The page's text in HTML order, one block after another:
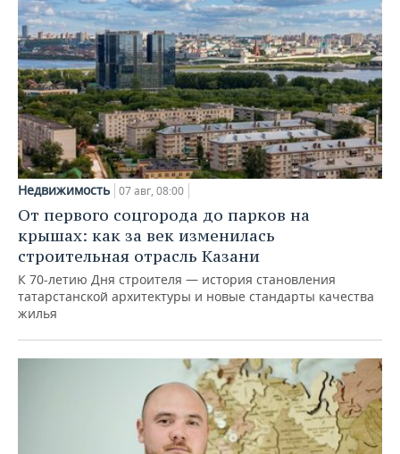
Недвижимость 07 авг, 08:00
От первого соцгорода до парков на
крышах: как за век изменилась
строительная отрасль Казани
К 70-летию Дня строителя — история становления
татарстанской архитектуры и новые стандарты качества
жилья